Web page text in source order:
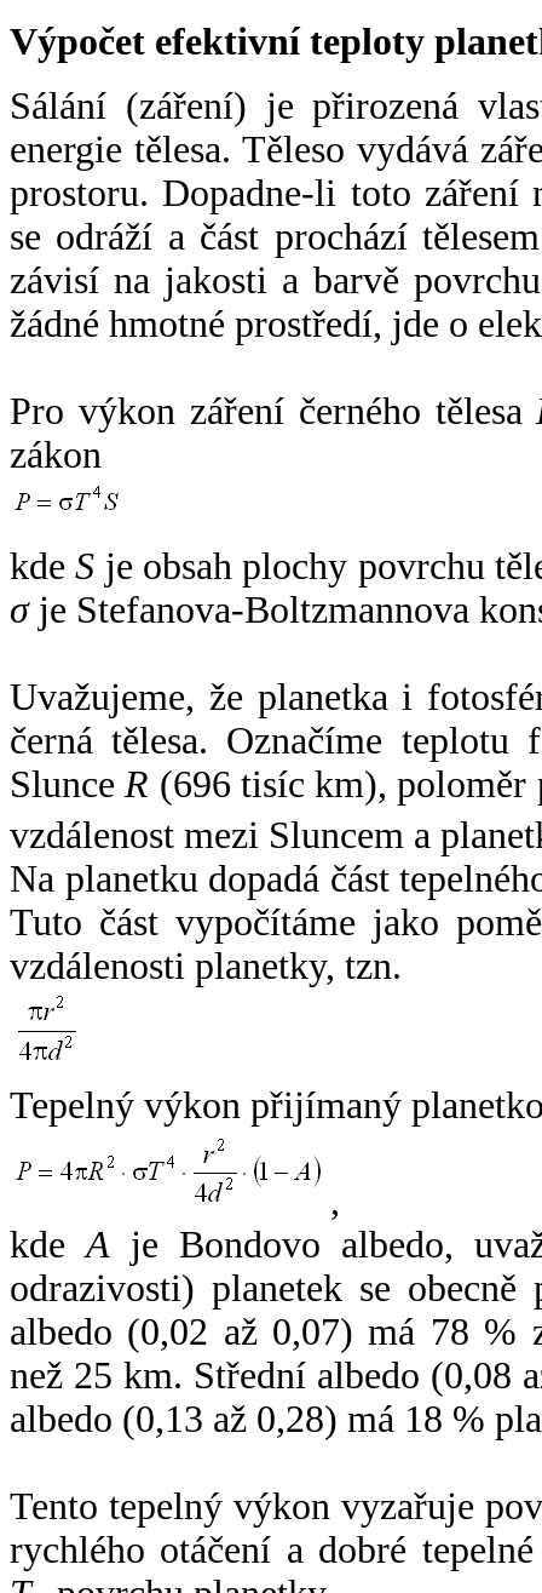
Výpočet efektivní teploty
Sálání (záření) je přirozená
energie tělesa. Těleso vydává
prostoru. Dopadne-li toto záření
se odráží a část prochází
závisí na jakosti a barvě
žádné hmotné prostředí, jde o
Pro výkon záření černého tělesa
zákon
kdeS je obsah plochy povrchu
σje Stefanova-Boltzmannova
Uvažujeme, že planetka i
černá tělesa. Označíme
SlunceR (696 tisíc km),
vzdálenost mezi Sluncem a
Na planetku dopadá část
Tuto část vypočítáme jako
vzdálenosti planetky, tzn.
Tepelný výkon přijímaný
,
kdeA je Bondovo albedo,
odrazivosti) planetek se
albedo (0,02 až 0,07) má 78 %
než 25 km. Střední albedo (0,08
albedo (0,13 až 0,28) má 18 %
Tento tepelný výkon vyzařuje
rychlého otáčení a dobré